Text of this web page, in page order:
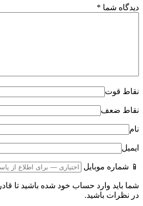
دیدگاه شما *
نقاط قوت
نقاط ضعف
نام
ایمیل
📱 شماره موبایل
شما باید وارد حساب خود شده باشید تا
در نظرات باشید.